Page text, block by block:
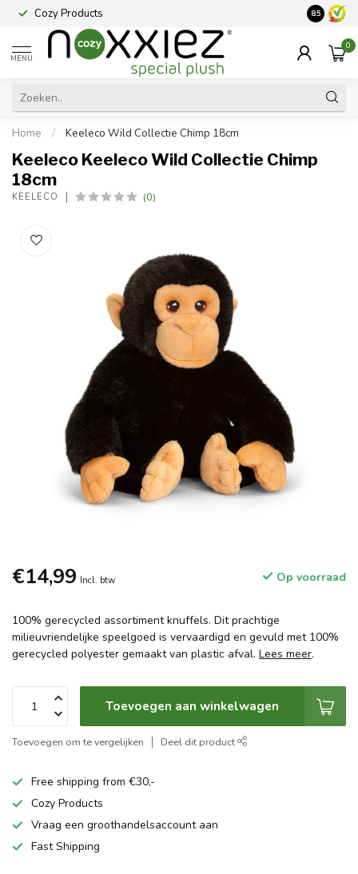
Cozy Products Vraag
8.5
MENU
0
Home / Keeleco Wild Collectie Chimp 18cm
Keeleco Keeleco Wild Collectie Chimp
18cm
KEELECO (0)
€14,99 Incl. btw Op voorraad
100% gerecycled assortiment knuffels. Dit prachtige
milieuvriendelijke speelgoed is vervaardigd en gevuld met 100%
gerecycled polyester gemaakt van plastic afval. Lees meer.
Toevoegen aan winkelwagen
Toevoegen om te vergelijken Deel dit product
Free shipping from €30,-
Cozy Products
Vraag een groothandelsaccount aan
Fast Shipping